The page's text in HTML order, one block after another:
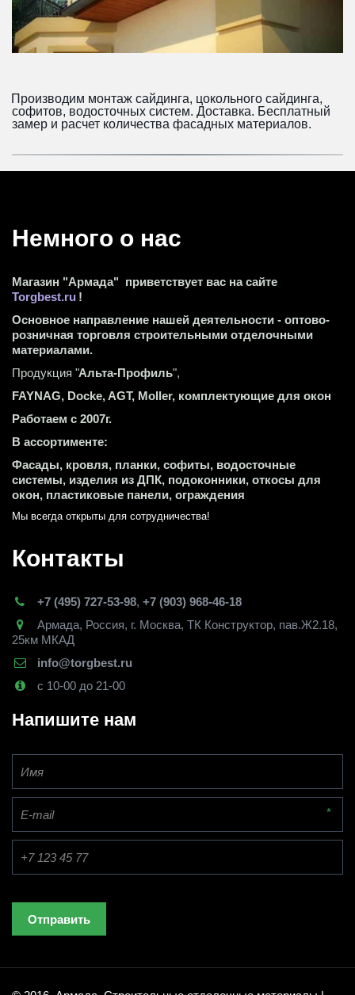
Производим монтаж сайдинга, цокольного сайдинга,
софитов, водосточных систем. Доставка. Бесплатный
замер и расчет количества фасадных материалов.
Немного о нас
Магазин "Армада"  приветствует вас на сайте
Torgbest.ru !
Основное направление нашей деятельности - оптово-
розничная торговля строительными отделочными
материалами.
Продукция "Альта-Профиль",
FAYNAG, Docke, AGT, Moller, комплектующие для окон
Работаем с 2007г.
В ассортименте:
Фасады, кровля, планки, софиты, водосточные
системы, изделия из ДПК, подоконники, откосы для
окон, пластиковые панели, ограждения
Мы всегда открыты для сотрудничества!
Контакты
+7 (495) 727-53-98, +7 (903) 968-46-18
Армада, Россия, г. Москва, ТК Конструктор, пав.Ж2.18,
25км МКАД
info@torgbest.ru
с 10-00 до 21-00
Напишите нам
*
Отправить